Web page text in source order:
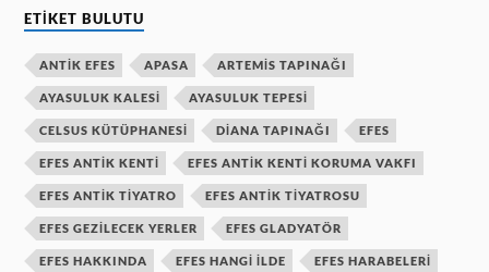
ETIKET BULUTU
ANTIK EFES APASA ARTEMIS TAPINAĞI
AYASULUK KALESI AYASULUK TEPESI
CELSUS KÜTÜPHANESI DIANA TAPINAĞI EFES
EFES ANTIK KENTI EFES ANTIK KENTI KORUMA VAKFI
EFES ANTIK TIYATRO EFES ANTIK TIYATROSU
EFES GEZILECEK YERLER EFES GLADYATÖR
EFES HAKKINDA EFES HANGI ILDE EFES HARABELERI